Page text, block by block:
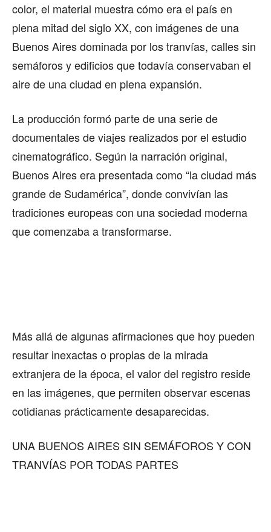
color, el material muestra cómo era el país en
plena mitad del siglo XX, con imágenes de una
Buenos Aires dominada por los tranvías, calles sin
semáforos y edificios que todavía conservaban el
aire de una ciudad en plena expansión.
La producción formó parte de una serie de
documentales de viajes realizados por el estudio
cinematográfico. Según la narración original,
Buenos Aires era presentada como “la ciudad más
grande de Sudamérica”, donde convivían las
tradiciones europeas con una sociedad moderna
que comenzaba a transformarse.
Más allá de algunas afirmaciones que hoy pueden
resultar inexactas o propias de la mirada
extranjera de la época, el valor del registro reside
en las imágenes, que permiten observar escenas
cotidianas prácticamente desaparecidas.
UNA BUENOS AIRES SIN SEMÁFOROS Y CON
TRANVÍAS POR TODAS PARTES